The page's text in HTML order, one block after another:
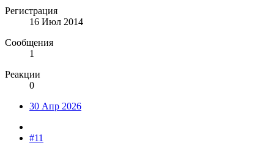
Регистрация
16 Июл 2014
Сообщения
1
Реакции
0
30 Апр 2026
#11